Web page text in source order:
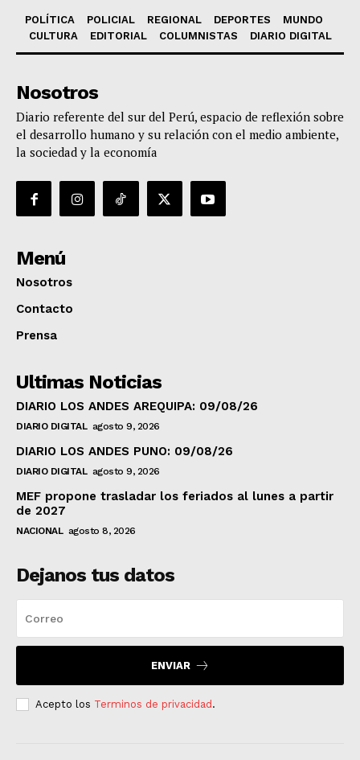
POLÍTICA POLICIAL REGIONAL DEPORTES
MUNDO
CULTURA
EDITORIAL COLUMNISTAS DIARIO DIGITAL
Nosotros
Diario referente del sur del Perú, espacio de reflexión sobre
el desarrollo humano y su relación con el medio ambiente,
la sociedad y la economía
Menú
Nosotros
Contacto
Prensa
Ultimas Noticias
DIARIO LOS ANDES AREQUIPA: 09/08/26
DIARIO DIGITAL agosto 9, 2026
DIARIO LOS ANDES PUNO: 09/08/26
DIARIO DIGITAL agosto 9, 2026
MEF propone trasladar los feriados al lunes a partir
de 2027
NACIONAL agosto 8, 2026
Dejanos tus datos
ENVIAR
Acepto los Terminos de privacidad .